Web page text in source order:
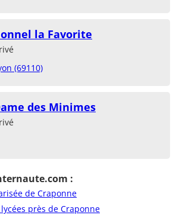
la Favorite
(69110)
des Minimes
:
de Craponne
près de Craponne